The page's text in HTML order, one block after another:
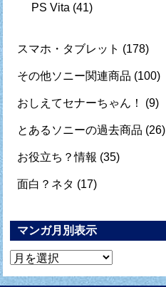
PS Vita (41)
スマホ・タブレット (178)
その他ソニー関連商品 (100)
おしえてセナーちゃん！ (9)
とあるソニーの過去商品 (26)
お役立ち？情報 (35)
面白？ネタ (17)
マンガ月別表示
マ
ン